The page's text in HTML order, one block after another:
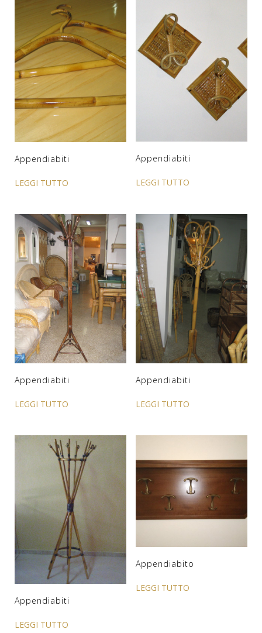
Appendiabiti
LEGGI TUTTO
Appendiabiti
LEGGI TUTTO
Appendiabiti
LEGGI TUTTO
Appendiabiti
LEGGI TUTTO
Appendiabiti
LEGGI TUTTO
Appendiabito
LEGGI TUTTO